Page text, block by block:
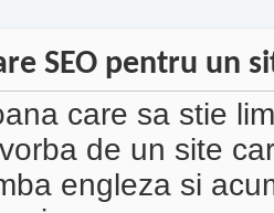
SEO pentru un
care sa stie
de un site
engleza si